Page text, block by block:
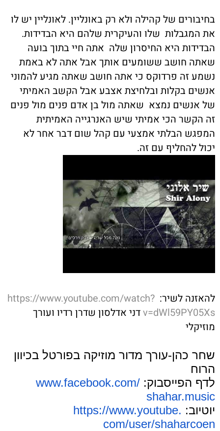
בחיבורים של קהילה ולא רק באונליין. לאונליין יש לו
את המגבלות שלו והעיקרית שלהם היא הבדידות.
הבדידות היא החיסרון שלה אתה חיי בתוך בועה
שאתה חושב ששומעים אותך אבל אתה לא באמת
נשמע זה פרדוקס כי אתה חושב שאתה מגיע להמוני
אנשים בקלות ובלחיצת אצבע אבל הקשב האמיתי
של אנשים נמצא שאתה מול בן אדם פנים מול פנים
זה הקשר הכי אמיתי שיש האנרגייה האמיתית
המפגש הבלתי אמצעי עם קהל שום דבר אחר לא
יכול להחליף עם זה.
להאזנה לשיר: https://www.youtube.com/watch?
v=dWl59PY05Xsדני אדלסון שדרן רדיו ועורך
מוזיקלי
שחר כהן-עורך מדור מוזיקה בפורטל בכיוון
הרוח
לדף הפייסבוק: www.facebook.com/
shahar.music
יוטיוב: https://www.youtube.
com/user/shaharcoen